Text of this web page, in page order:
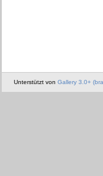
Unterstützt von Gallery 3.0+